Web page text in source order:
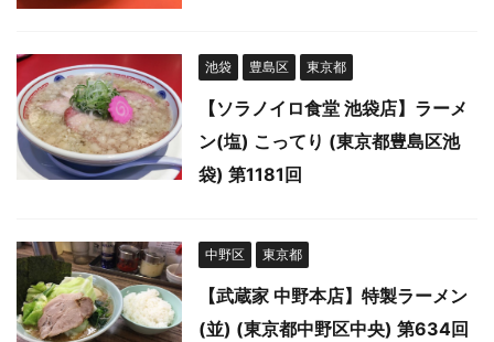
池袋 豊島区 東京都
【ソラノイロ食堂 池袋店】ラーメ
ン(塩) こってり (東京都豊島区池
袋) 第1181回
中野区 東京都
【武蔵家 中野本店】特製ラーメン
(並) (東京都中野区中央) 第634回